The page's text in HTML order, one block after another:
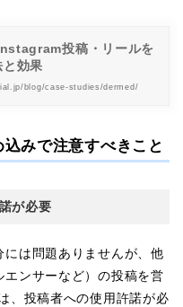
投稿・リールを
と効果
blog/case-studies/dermed/
みで注意すべきこと
が必要
には問題ありませんが、他
ンサーなど）の投稿を営
、投稿者への使用許諾が必